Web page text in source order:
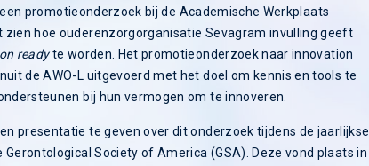
promotieonderzoek bij de Academische Werkplaats
zien hoe ouderenzorgorganisatie Sevagram invulling geeft
readyte worden. Het promotieonderzoek naar innovation
de AWO-L uitgevoerd met het doel om kennis en tools te
bij hun vermogen om te innoveren.
presentatie te geven over dit onderzoek tijdens de jaarlijkse
Society of America (GSA). Deze vond plaats in